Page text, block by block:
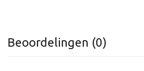
Beoordelingen (0)